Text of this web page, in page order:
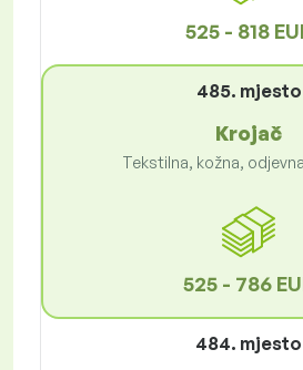
525 - 818
485. mjesto
Krojač
Tekstilna, kožna,
525 - 786
484. mjesto